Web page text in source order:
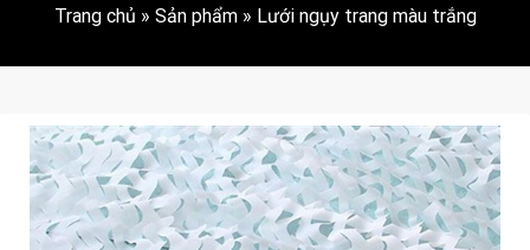
Trang chủ » Sản phẩm» Lưới ngụy trang màu trắng